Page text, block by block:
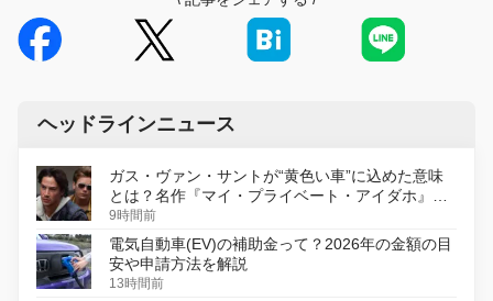
ヘッドラインニュース
ガス・ヴァン・サントが“黄色い車”に込めた意味
とは？名作『マイ・プライベート・アイダホ』が
初のデジタルリマスター版で復活
9時間前
電気自動車(EV)の補助金って？2026年の金額の目
安や申請方法を解説
13時間前